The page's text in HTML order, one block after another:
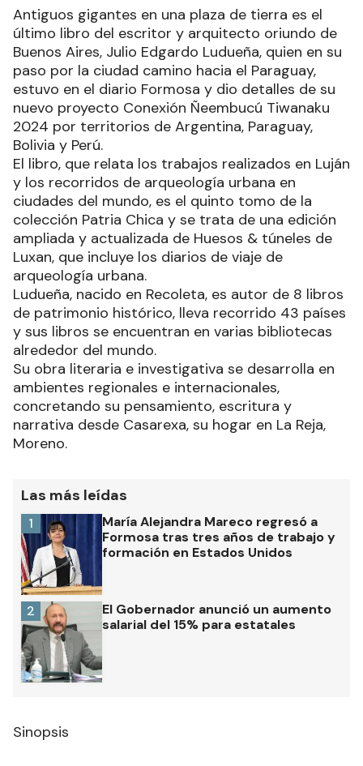
Antiguos gigantes en una plaza de tierra es el
último libro del escritor y arquitecto oriundo de
Buenos Aires, Julio Edgardo Ludueña, quien en su
paso por la ciudad camino hacia el Paraguay,
estuvo en el diario Formosa y dio detalles de su
nuevo proyecto Conexión Ñeembucú Tiwanaku
2024 por territorios de Argentina, Paraguay,
Bolivia y Perú.
El libro, que relata los trabajos realizados en Luján
y los recorridos de arqueología urbana en
ciudades del mundo, es el quinto tomo de la
colección Patria Chica y se trata de una edición
ampliada y actualizada de Huesos & túneles de
Luxan, que incluye los diarios de viaje de
arqueología urbana.
Ludueña, nacido en Recoleta, es autor de 8 libros
de patrimonio histórico, lleva recorrido 43 países
y sus libros se encuentran en varias bibliotecas
alrededor del mundo.
Su obra literaria e investigativa se desarrolla en
ambientes regionales e internacionales,
concretando su pensamiento, escritura y
narrativa desde Casarexa, su hogar en La Reja,
Moreno.
Las más leídas
María Alejandra Mareco regresó a
Formosa tras tres años de trabajo y
formación en Estados Unidos
1
El Gobernador anunció un aumento
salarial del 15% para estatales
2
Sinopsis